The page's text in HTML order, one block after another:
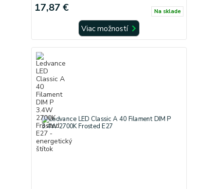
17,87 € Na sklade
Viac možností